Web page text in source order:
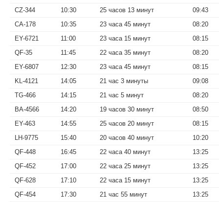
CZ-344
10:30 25 часов 13 минут
09:43
CA-178
10:35 23 часа 45 минут
08:20
EY-6721
11:00 23 часа 15 минут
08:15
QF-35
11:45 22 часа 35 минут
08:20
EY-6807
12:30 23 часа 45 минут
08:15
KL-4121
14:05 21 час 3 минуты
09:08
TG-466
14:15 21 час 5 минут
08:20
BA-4566
14:20 19 часов 30 минут
08:50
EY-463
14:55 25 часов 20 минут
08:15
LH-9775
15:40 20 часов 40 минут
10:20
QF-448
16:45 22 часа 40 минут
13:25
QF-452
17:00 22 часа 25 минут
13:25
QF-628
17:10 22 часа 15 минут
13:25
QF-454
17:30 21 час 55 минут
13:25